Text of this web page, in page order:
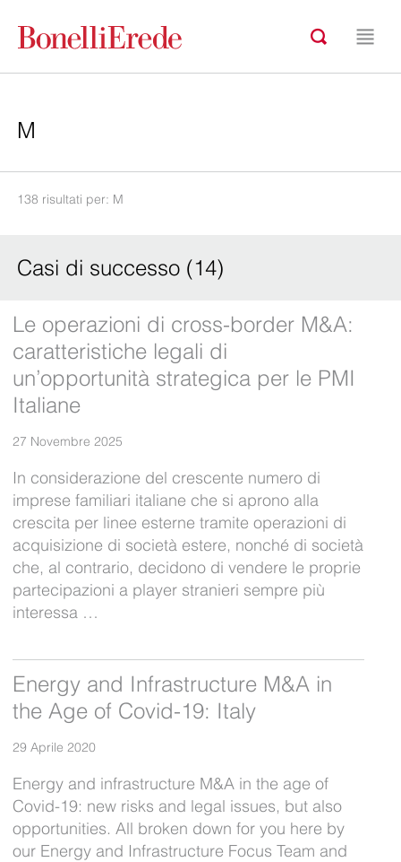
138 risultati per: M
Casi di successo (14)
Le operazioni di cross-border M&A:
caratteristiche legali di
un’opportunità strategica per le PMI
Italiane
27 Novembre 2025
In considerazione del crescente numero di
imprese familiari italiane che si aprono alla
crescita per linee esterne tramite operazioni di
acquisizione di società estere, nonché di società
che, al contrario, decidono di vendere le proprie
partecipazioni a player stranieri sempre più
interessa …
Energy and Infrastructure M&A in
the Age of Covid-19: Italy
29 Aprile 2020
Energy and infrastructure M&A in the age of
Covid-19: new risks and legal issues, but also
opportunities. All broken down for you here by
our Energy and Infrastructure Focus Team and